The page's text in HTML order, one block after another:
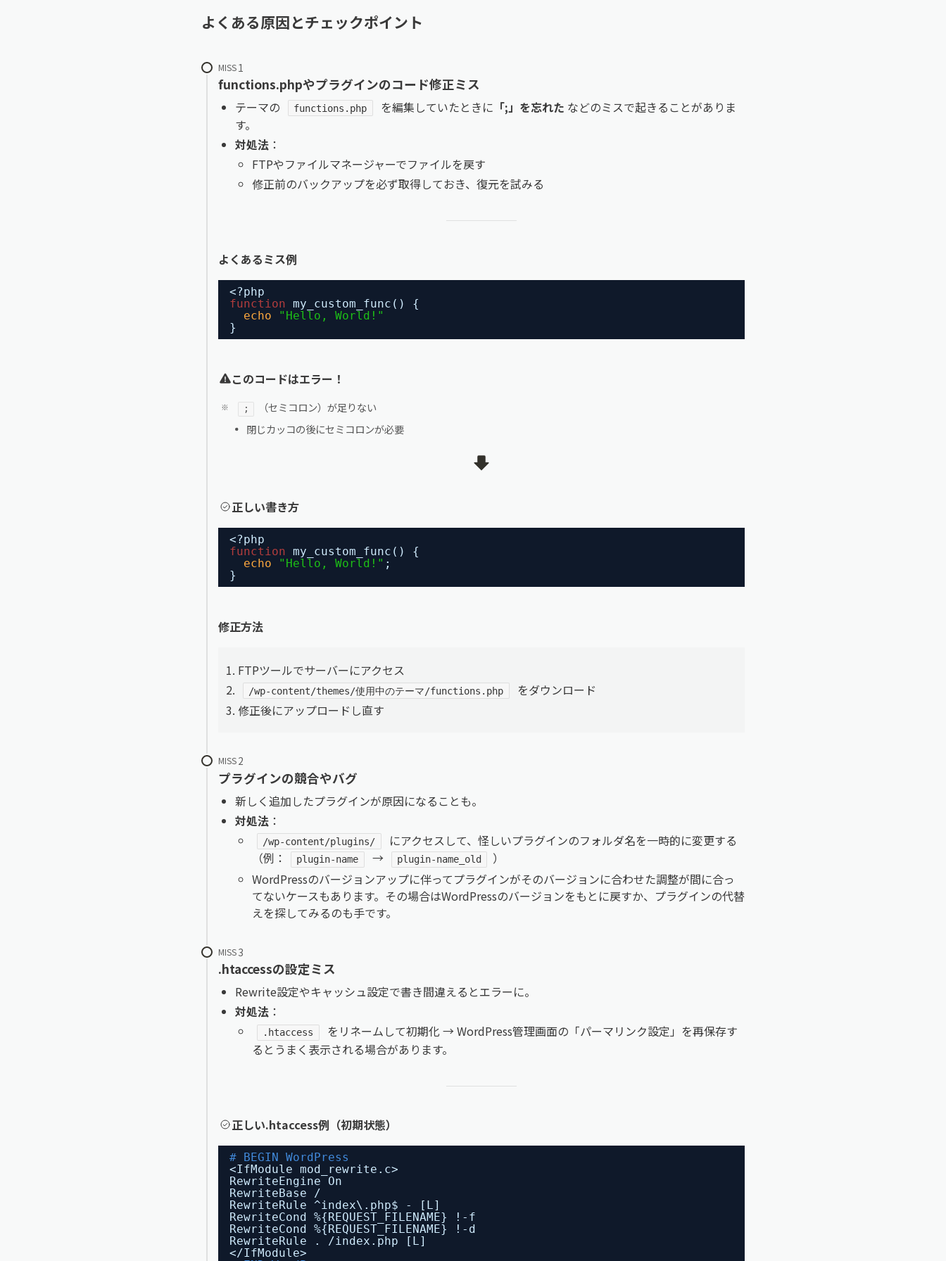
よくある原因とチェックポイント
MISS
functions.phpやプラグインのコード修正ミス
テーマの functions.php を編集していたときに 「;」を忘れた などのミスで起きることがありま
す。
対処法 ：
FTPやファイルマネージャーでファイルを戻す
修正前のバックアップを必ず取得しておき、復元を試みる
よくあるミス例
<?php
function my_custom_func() {
echo
"Hello, World!"
}
このコードはエラー！
;
（セミコロン）が足りない
閉じカッコの後にセミコロンが必要
正しい書き方
<?php
function my_custom_func() {
echo
"Hello, World!" ;
}
修正方法
FTPツールでサーバーにアクセス
/wp-content/themes/使用中のテーマ/functions.php
をダウンロード
修正後にアップロードし直す
MISS
プラグインの競合やバグ
新しく追加したプラグインが原因になることも。
対処法 ：
/wp-content/plugins/
にアクセスして、怪しいプラグインのフォルダ名を一時的に変更する
（例：
plugin-name → plugin-name_old
）
WordPressのバージョンアップに伴ってプラグインがそのバージョンに合わせた調整が間に合っ
てないケースもあります。その場合はWordPressのバージョンをもとに戻すか、プラグインの代替
えを探してみるのも手です。
MISS
.htaccessの設定ミス
Rewrite設定やキャッシュ設定で書き間違えるとエラーに。
対処法 ：
.htaccess
をリネームして初期化 → WordPress管理画面の「パーマリンク設定」を再保存す
るとうまく表示される場合があります。
正しい.htaccess例（初期状態）
# BEGIN WordPress
<IfModule mod_rewrite.c>
RewriteEngine On
RewriteBase /
RewriteRule ^index\.php$ - [L]
RewriteCond %{REQUEST_FILENAME} !-f
RewriteCond %{REQUEST_FILENAME} !-d
RewriteRule . /index .php [L]
</IfModule>